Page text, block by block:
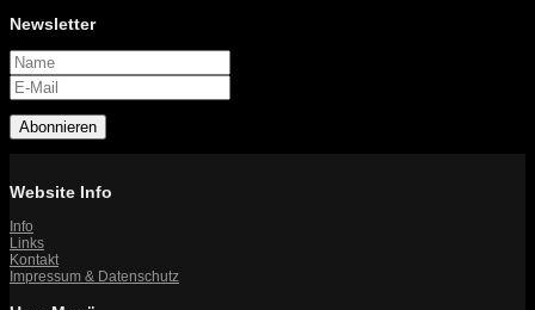
Newsletter
Abonnieren
Website Info
Info
Links
Kontakt
Impressum & Datenschutz